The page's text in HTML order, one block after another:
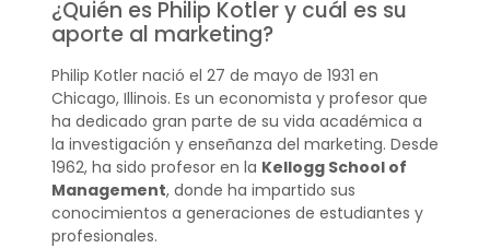
¿Quién es Philip Kotler y cuál es su
aporte al marketing?
Philip Kotler nació el 27 de mayo de 1931 en
Chicago, Illinois. Es un economista y profesor que
ha dedicado gran parte de su vida académica a
la investigación y enseñanza del marketing. Desde
1962, ha sido profesor en la Kellogg School of
Management, donde ha impartido sus
conocimientos a generaciones de estudiantes y
profesionales.